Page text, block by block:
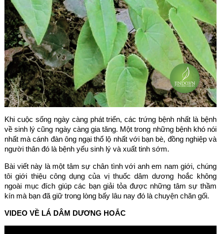
Khi cuộc sống ngày càng phát triển, các trứng bệnh nhất là bệnh
về sinh lý cũng ngày càng gia tăng. Một trong những bệnh khó nói
nhất mà cánh đàn ông ngại thổ lộ nhất với bạn bè, đồng nghiệp và
người thân đó là bệnh yếu sinh lý và xuất tinh sớm.
Bài viết này là một tâm sự chân tình với anh em nam giới, chúng
tôi giới thiệu công dụng của vị thuốc dâm dương hoắc không
ngoài mục đích giúp các bạn giải tỏa được những tâm sự thầm
kín mà bạn đã giữ trong lòng bấy lâu nay đó là chuyện chăn gối.
VIDEO VỀ LÁ DÂM DƯƠNG HOẮC